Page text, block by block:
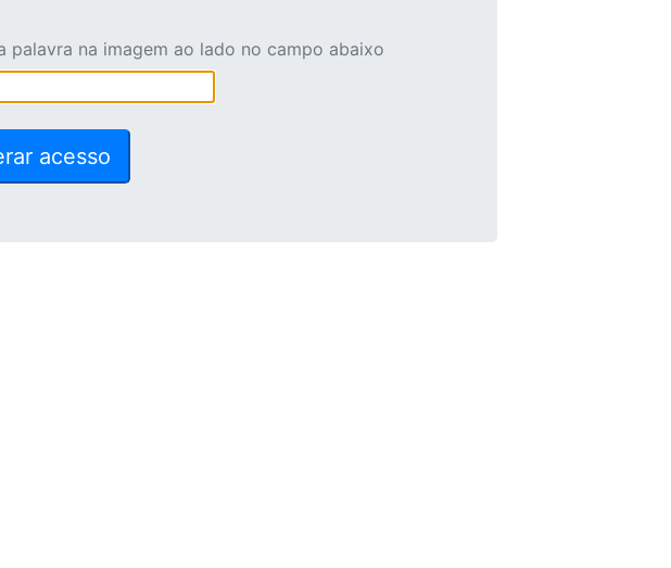
palavra na imagem ao lado no campo abaixo